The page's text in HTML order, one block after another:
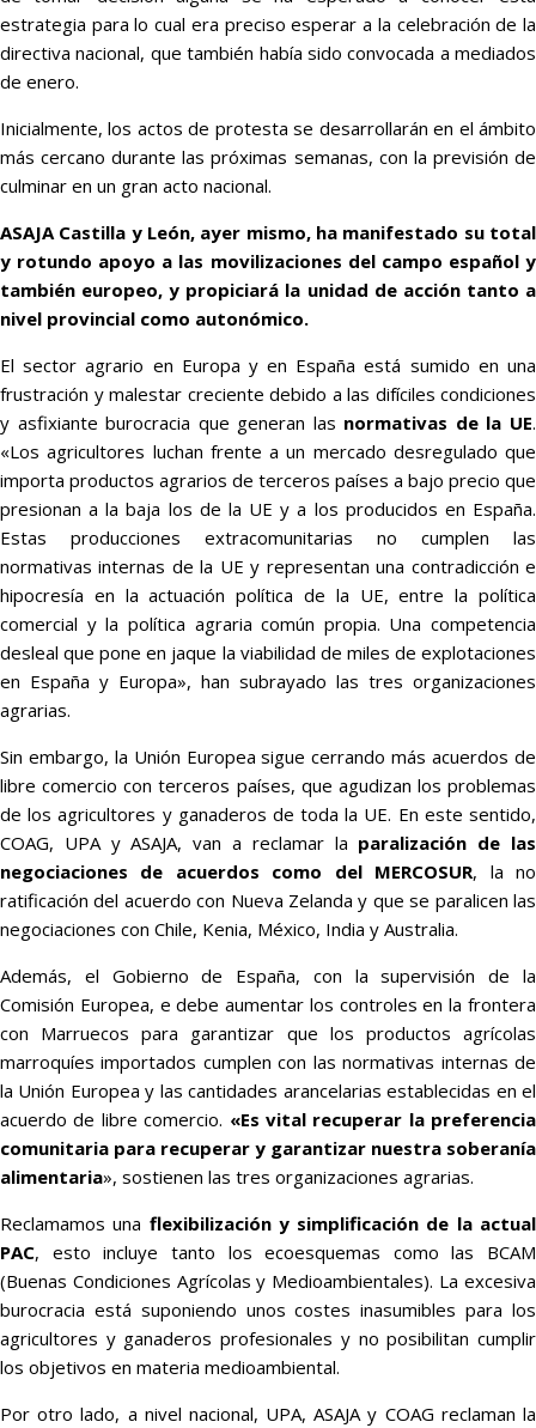
estrategia para lo cual era preciso esperar a la celebración de la
directiva nacional, que también había sido convocada a mediados
de enero.
Inicialmente, los actos de protesta se desarrollarán en el ámbito
más cercano durante las próximas semanas, con la previsión de
culminar en un gran acto nacional.
ASAJA Castilla y León, ayer mismo, ha manifestado su total
y rotundo apoyo a las movilizaciones del campo español y
también europeo, y propiciará la unidad de acción tanto a
nivel provincial como autonómico.
El sector agrario en Europa y en España está sumido en una
frustración y malestar creciente debido a las difíciles condiciones
y asfixiante burocracia que generan las normativas de la UE.
«Los agricultores luchan frente a un mercado desregulado que
importa productos agrarios de terceros países a bajo precio que
presionan a la baja los de la UE y a los producidos en España.
Estas producciones extracomunitarias no cumplen las
normativas internas de la UE y representan una contradicción e
hipocresía en la actuación política de la UE, entre la política
comercial y la política agraria común propia. Una competencia
desleal que pone en jaque la viabilidad de miles de explotaciones
en España y Europa», han subrayado las tres organizaciones
agrarias.
Sin embargo, la Unión Europea sigue cerrando más acuerdos de
libre comercio con terceros países, que agudizan los problemas
de los agricultores y ganaderos de toda la UE. En este sentido,
COAG, UPA y ASAJA, van a reclamar la paralización de las
negociaciones de acuerdos como del MERCOSUR, la no
ratificación del acuerdo con Nueva Zelanda y que se paralicen las
negociaciones con Chile, Kenia, México, India y Australia.
Además, el Gobierno de España, con la supervisión de la
Comisión Europea, e debe aumentar los controles en la frontera
con Marruecos para garantizar que los productos agrícolas
marroquíes importados cumplen con las normativas internas de
la Unión Europea y las cantidades arancelarias establecidas en el
acuerdo de libre comercio. «Es vital recuperar la preferencia
comunitaria para recuperar y garantizar nuestra soberanía
alimentaria», sostienen las tres organizaciones agrarias.
Reclamamos una flexibilización y simplificación de la actual
PAC, esto incluye tanto los ecoesquemas como las BCAM
(Buenas Condiciones Agrícolas y Medioambientales). La excesiva
burocracia está suponiendo unos costes inasumibles para los
agricultores y ganaderos profesionales y no posibilitan cumplir
los objetivos en materia medioambiental.
Por otro lado, a nivel nacional, UPA, ASAJA y COAG reclaman la